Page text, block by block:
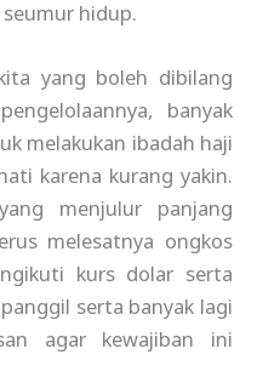
hidup.
yang boleh dibilang
banyak
melakukan ibadah haji
karena kurang yakin.
menjulur panjang
melesatnya ongkos
kurs dolar serta
serta banyak lagi
agar kewajiban ini